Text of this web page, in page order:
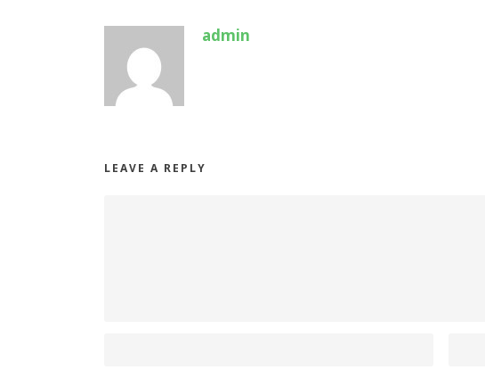
admin
LEAVE A REPLY